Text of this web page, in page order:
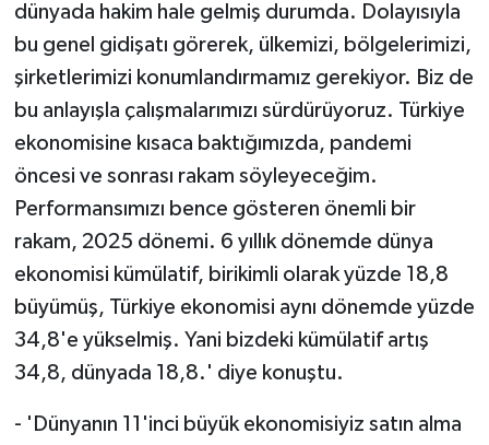
dünyada hakim hale gelmiş durumda. Dolayısıyla
bu genel gidişatı görerek, ülkemizi, bölgelerimizi,
şirketlerimizi konumlandırmamız gerekiyor. Biz de
bu anlayışla çalışmalarımızı sürdürüyoruz. Türkiye
ekonomisine kısaca baktığımızda, pandemi
öncesi ve sonrası rakam söyleyeceğim.
Performansımızı bence gösteren önemli bir
rakam, 2025 dönemi. 6 yıllık dönemde dünya
ekonomisi kümülatif, birikimli olarak yüzde 18,8
büyümüş, Türkiye ekonomisi aynı dönemde yüzde
34,8'e yükselmiş. Yani bizdeki kümülatif artış
34,8, dünyada 18,8.' diye konuştu.
- 'Dünyanın 11'inci büyük ekonomisiyiz satın alma